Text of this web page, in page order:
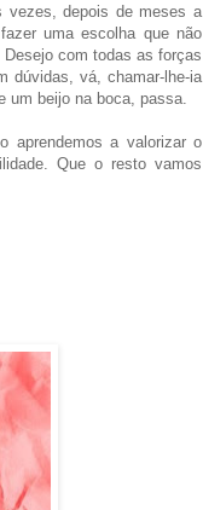
vezes, depois de meses a
uma escolha que não
com todas as forças
dúvidas, vá, chamar-lhe-ia
um beijo na boca, passa.
aprendemos a valorizar o
. Que o resto vamos